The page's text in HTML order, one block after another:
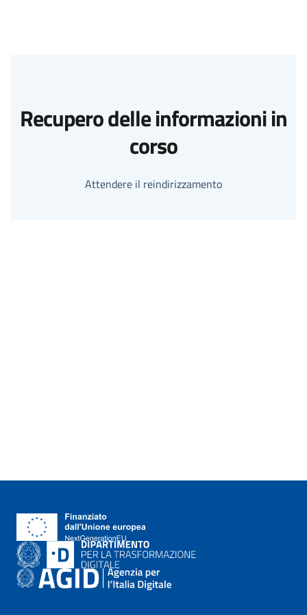
Recupero delle informazioni in
corso
Attendere il reindirizzamento